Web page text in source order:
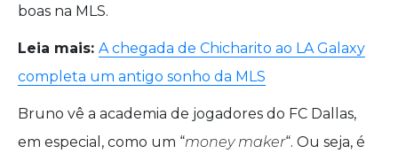
boas na MLS.
Leia mais: A chegada de Chicharito ao LA Galaxy
completa um antigo sonho da MLS
Bruno vê a academia de jogadores do FC Dallas,
em especial, como um “money maker“. Ou seja, é